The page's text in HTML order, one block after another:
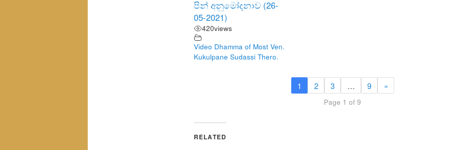
පින් අනුමෝදනාව (26-
05-2021)
420views
Video Dhamma of Most Ven.
Kukulpane Sudassi Thero.
1 2 3 … 9 »
Page 1 of 9
RELATED